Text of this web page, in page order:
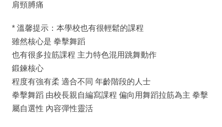
肩頸膊痛
* 溫馨提示：本學校也有很輕鬆的課程
雖然核心是 拳擊舞蹈
也有很多拉筋課程 主力特色混用跳舞動作
鍛鍊核心
程度有強有柔 適合不同 年齡階段的人士
拳擊舞蹈 由校長親自編寫課程 偏向用舞蹈拉筋為主 拳擊
屬自選性 內容彈性靈活